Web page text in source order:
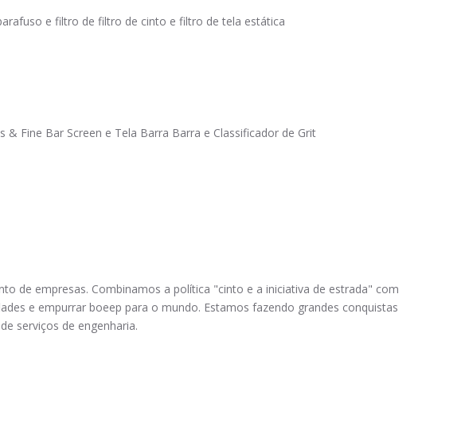
e filtro de filtro de cinto e filtro de tela estática
Fine Bar Screen e Tela Barra Barra e Classificador de Grit
de empresas. Combinamos a política "cinto e a iniciativa de estrada" com
e empurrar boeep para o mundo. Estamos fazendo grandes conquistas
serviços de engenharia.